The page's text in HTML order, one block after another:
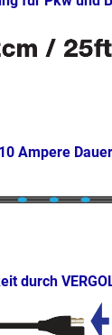
Ampere
durch